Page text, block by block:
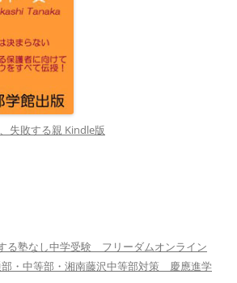
失敗する親 Kindle版
る塾なし中学受験 フリーダムオンライン
部・中等部・湘南藤沢中等部対策 慶應進学